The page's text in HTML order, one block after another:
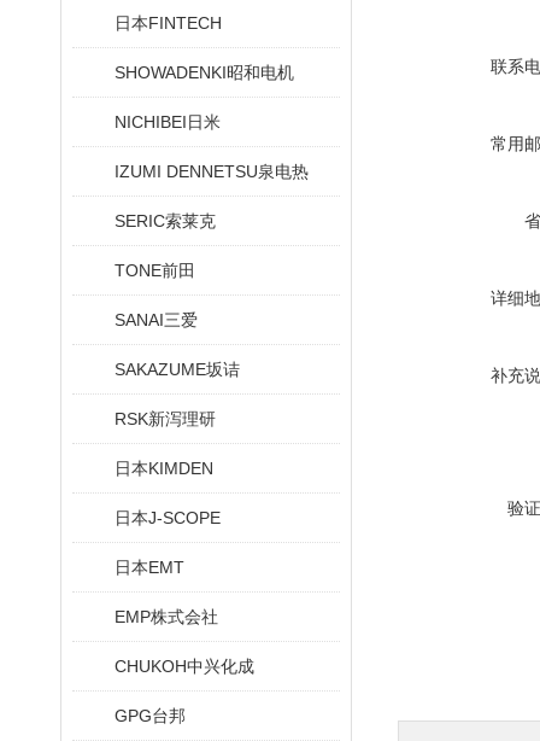
日本FINTECH
SHOWADENKI昭和电机
NICHIBEI日米
IZUMI DENNETSU泉电热
SERIC索莱克
TONE前田
SANAI三爱
SAKAZUME坂诘
RSK新泻理研
日本KIMDEN
日本J-SCOPE
日本EMT
EMP株式会社
CHUKOH中兴化成
GPG台邦
联系
常用
详细
补充
验